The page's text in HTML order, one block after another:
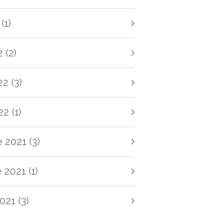
(1)
(2)
(3)
(1)
2021 (3)
2021 (1)
(3)